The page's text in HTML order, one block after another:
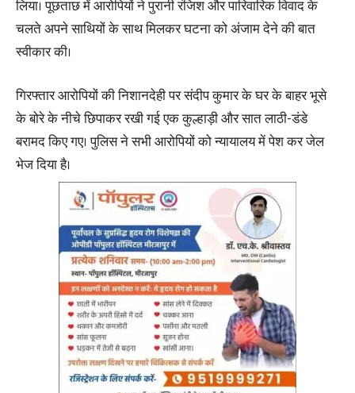
लिया। पूछताछ में आरोपियों ने पुरानी रंजिश और पारिवारिक विवाद के
चलते अपने साथियों के साथ मिलकर घटना को अंजाम देने की बात
स्वीकार की।
गिरफ्तार आरोपियों की निशानदेही पर संदीप कुमार के घर के बाहर भूसे
के बोरे के नीचे छिपाकर रखी गई एक कुल्हाड़ी और सात लाठी-डंडे
बरामद किए गए। पुलिस ने सभी आरोपियों को न्यायालय में पेश कर जेल
भेज दिया है।